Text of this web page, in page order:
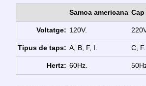
Samoa americana Cap
Voltatge: 120V.
Tipus de taps: A, B, F, I. C, F.
Hertz: 60Hz.